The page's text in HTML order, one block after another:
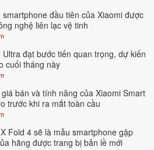
dễ dàng chia sẻ nội dung từ
minh khác lên tivi chỉ bằng
Điều này tạo điều kiện thuận lợi
công việc hoặc đơn giản là chia sẻ
và bạn bè.
bộ nhớ lớn và Wi-Fi 6
trang bị vi xử lý mạnh mẽ và bộ
smartphone đầu tiên của Xiaomi được
nghệ liên lạc vệ tinh
Ultra đạt bước tiến quan trọng, dự kiến
cuối tháng này
bán và tính năng của Xiaomi Smart
trước khi ra mắt toàn cầu
Fold 4 sẽ là mẫu smartphone gập
hãng được trang bị bản lề mới